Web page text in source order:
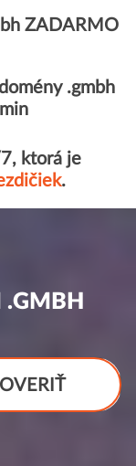
ZADARMO
.gmbh
ktorá je
.
.GMBH
OVERIŤ